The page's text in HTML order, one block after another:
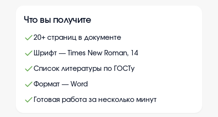
Что вы получите
20+ страниц в документе
Шрифт — Times New Roman, 14
Список литературы по ГОСТу
Формат — Word
Готовая работа за несколько минут